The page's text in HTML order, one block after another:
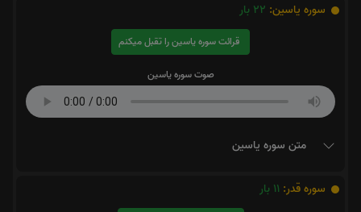
سوره یاسین: 22 بار
قرائت سوره یاسین را تقبل میکنم
صوت سوره یاسین
متن سوره یاسین
سوره قدر: 11 بار